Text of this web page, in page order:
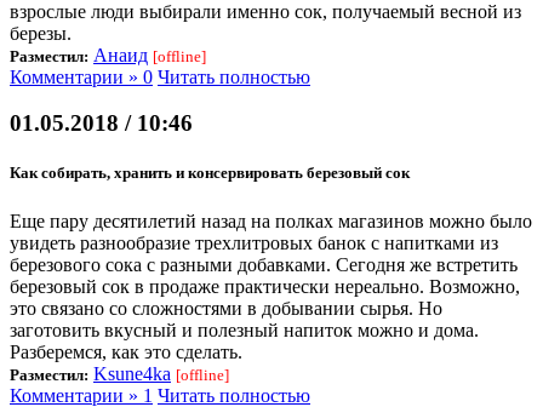
взрослые люди выбирали именно сок, получаемый весной из
березы.
Разместил: Анаид [offline]
Комментарии » 0 Читать полностью
01.05.2018 / 10:46
Как собирать, хранить и консервировать березовый сок
Еще пару десятилетий назад на полках магазинов можно было
увидеть разнообразие трехлитровых банок с напитками из
березового сока с разными добавками. Сегодня же встретить
березовый сок в продаже практически нереально. Возможно,
это связано со сложностями в добывании сырья. Но
заготовить вкусный и полезный напиток можно и дома.
Разберемся, как это сделать.
Разместил: Ksune4ka [offline]
Комментарии » 1 Читать полностью